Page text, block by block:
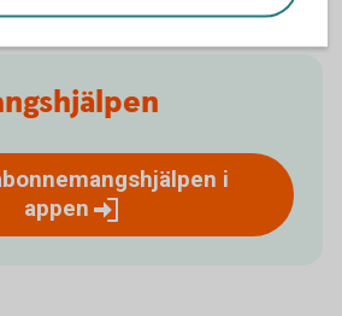
i
appen